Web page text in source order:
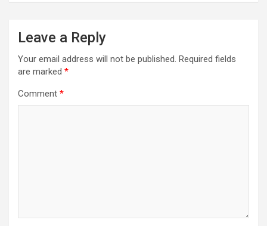
Leave a Reply
Your email address will not be published. Required fields
are marked *
Comment *